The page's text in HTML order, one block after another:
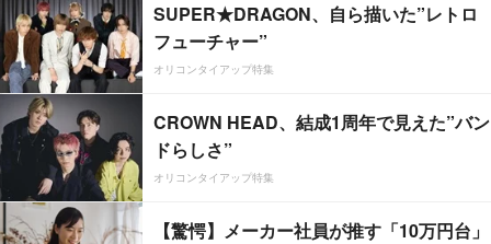
SUPER★DRAGON、自ら描いた”レトロ
フューチャー”
オリコンタイアップ特集
CROWN HEAD、結成1周年で見えた”バン
ドらしさ”
オリコンタイアップ特集
【驚愕】メーカー社員が推す「10万円台」